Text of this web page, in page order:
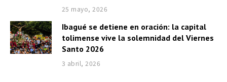
25 mayo, 2026
Ibagué se detiene en oración: la capital
tolimense vive la solemnidad del Viernes
Santo 2026
3 abril, 2026